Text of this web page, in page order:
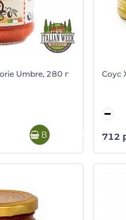
Umbre, 280 г
В корзину
Соус
712